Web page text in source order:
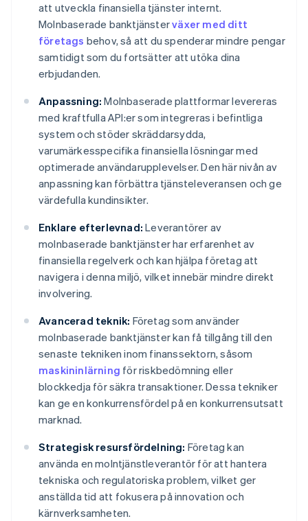
att utveckla finansiella tjänster internt.
Molnbaserade banktjänsterväxer med ditt
företags behov, så att du spenderar mindre pengar
samtidigt som du fortsätter att utöka dina
erbjudanden.
Anpassning: Molnbaserade plattformar levereras
med kraftfulla API:er som integreras i befintliga
system och stöder skräddarsydda,
varumärkesspecifika finansiella lösningar med
optimerade användarupplevelser. Den här nivån av
anpassning kan förbättra tjänsteleveransen och ge
värdefulla kundinsikter.
Enklare efterlevnad: Leverantörer av
molnbaserade banktjänster har erfarenhet av
finansiella regelverk och kan hjälpa företag att
navigera i denna miljö, vilket innebär mindre direkt
involvering.
Avancerad teknik: Företag som använder
molnbaserade banktjänster kan få tillgång till den
senaste tekniken inom finanssektorn, såsom
maskininlärning för riskbedömning eller
blockkedja för säkra transaktioner. Dessa tekniker
kan ge en konkurrensfördel på en konkurrensutsatt
marknad.
Strategisk resursfördelning: Företag kan
använda en molntjänstleverantör för att hantera
tekniska och regulatoriska problem, vilket ger
anställda tid att fokusera på innovation och
kärnverksamheten.